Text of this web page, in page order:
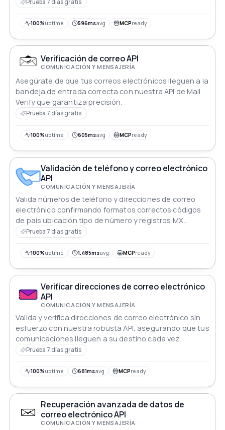
Prueba 7 días gratis
100%uptime 596msavg MCPready
Verificación de correo API
COMUNICACIÓN Y MENSAJERÍA
Asegúrate de que tus correos electrónicos lleguen a la
bandeja de entrada correcta con nuestra API de Mail
Verify que garantiza precisión.
Prueba 7 días gratis
100%uptime 605msavg MCPready
Validación de teléfono y correo electrónico
API
COMUNICACIÓN Y MENSAJERÍA
Valida números de teléfono y direcciones de correo
electrónico confirmando formatos correctos códigos
de país ubicación tipo de número y registros MX
activos
Prueba 7 días gratis
100%uptime 1.485msavg MCPready
Verificar direcciones de correo electrónico
API
COMUNICACIÓN Y MENSAJERÍA
Valida y verifica direcciones de correo electrónico sin
esfuerzo con nuestra robusta API, asegurando que tus
comunicaciones lleguen a su destino cada vez.
Prueba 7 días gratis
100%uptime 681msavg MCPready
Recuperación avanzada de datos de
correo electrónico API
COMUNICACIÓN Y MENSAJERÍA